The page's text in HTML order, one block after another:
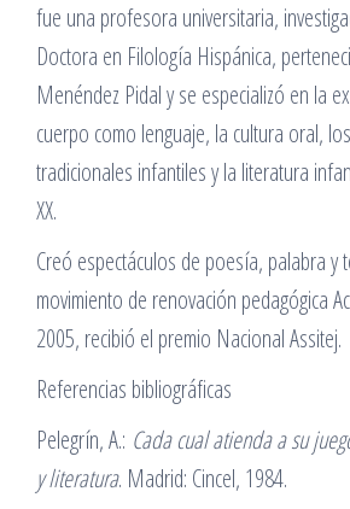
fue una profesora universitaria,
Doctora en Filología Hispánica,
Menéndez Pidal y se especializó en la
cuerpo como lenguaje, la cultura oral,
tradicionales infantiles y la literatura
XX.
Creó espectáculos de poesía, palabra y
movimiento de renovación pedagógica
2005, recibió el premio Nacional Assitej.
Referencias bibliográficas
Pelegrín, A.: Cada cual atienda a su
y literatura. Madrid: Cincel, 1984.